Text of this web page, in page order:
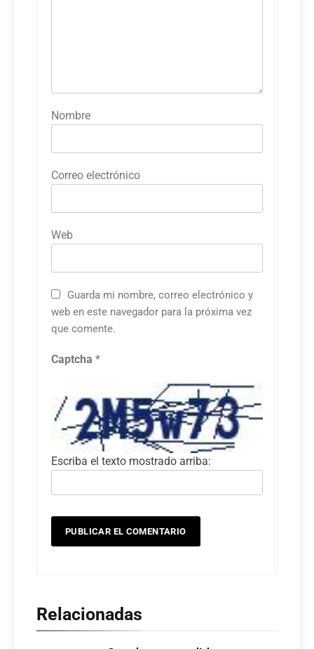
Nombre
Correo electrónico
Web
Guarda mi nombre, correo electrónico y
web en este navegador para la próxima vez
que comente.
Captcha *
Escriba el texto mostrado arriba:
Relacionadas